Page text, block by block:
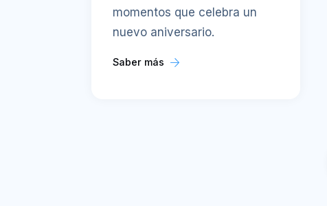
momentos que celebra un
nuevo aniversario.
Saber más